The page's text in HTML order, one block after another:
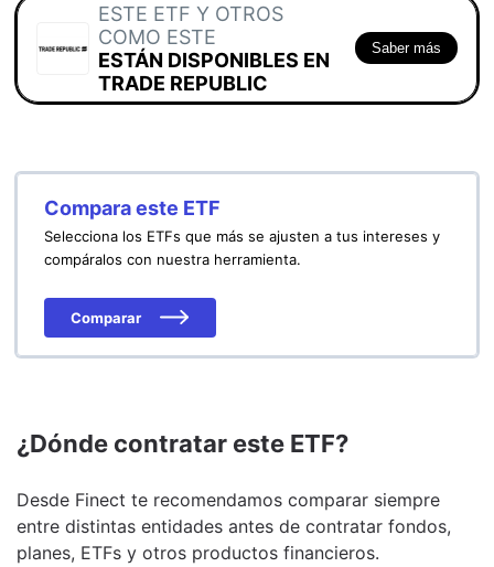
ESTE ETF Y OTROS
COMO ESTE
ESTÁN DISPONIBLES EN
TRADE REPUBLIC
Saber más
Compara este ETF
Selecciona los ETFs que más se ajusten a tus intereses y
compáralos con nuestra herramienta.
Comparar
¿Dónde contratar este ETF?
Desde Finect te recomendamos comparar siempre
entre distintas entidades antes de contratar fondos,
planes, ETFs y otros productos financieros.